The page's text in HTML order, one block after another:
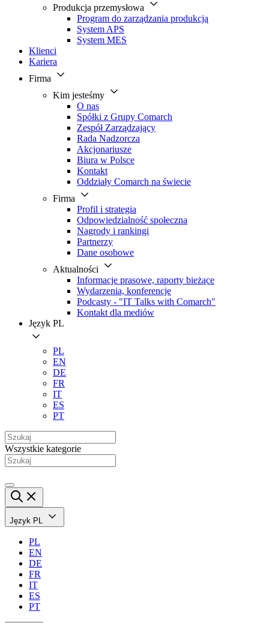
Produkcja przemysłowa
Program do zarządzania produkcją
System APS
System MES
Klienci
Kariera
Firma
Kim jesteśmy
O nas
Spółki z Grupy Comarch
Zespół Zarządzający
Rada Nadzorcza
Akcjonariusze
Biura w Polsce
Kontakt
Oddziały Comarch na świecie
Firma
Profil i strategia
Odpowiedzialność społeczna
Nagrody i rankingi
Partnerzy
Dane osobowe
Aktualności
Informacje prasowe, raporty bieżące
Wydarzenia, konferencje
Podcasty - "IT Talks with Comarch"
Kontakt dla mediów
Język PL
PL
EN
DE
FR
IT
ES
PT
Wszystkie kategorie
Język PL
PL
EN
DE
FR
IT
ES
PT